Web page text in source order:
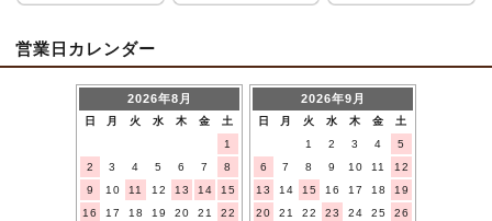
営業日カレンダー
2026年8月
日 月 火 水 木 金
土
1
2
3 4 5 6 7
8
9
10 11 12 13 14
15
16
17 18 19 20 21
22
2026年9月
日 月 火 水 木 金
土
1
2 3 4
5
6
7 8 9 10 11
12
13
14 15 16 17 18
19
20
21 22 23 24 25
26